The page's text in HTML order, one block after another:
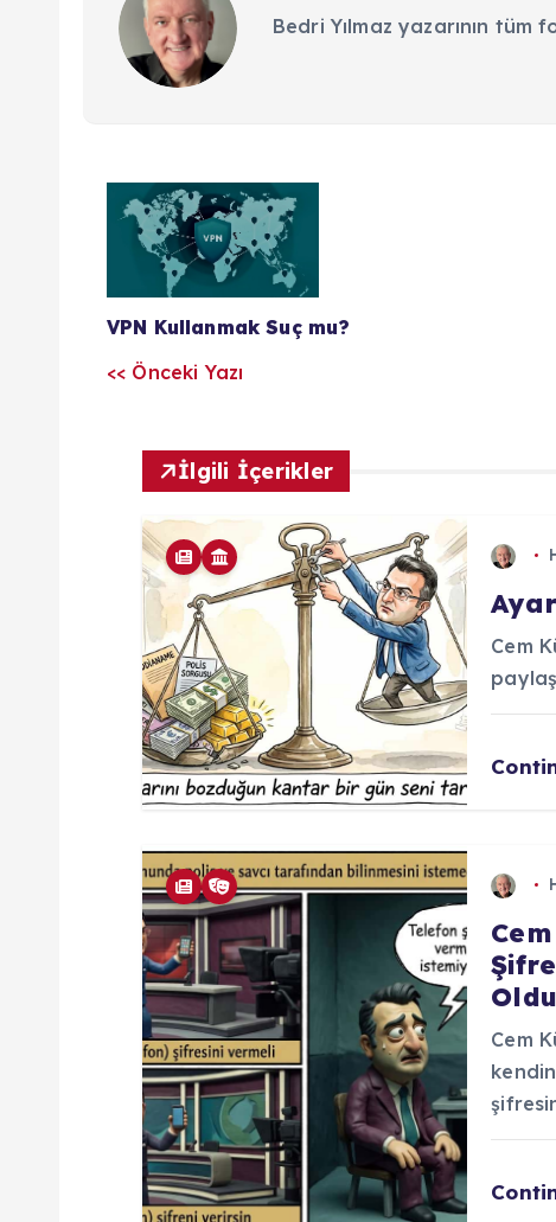
Bedri Yılmaz yazarının tüm
a
z
VPN Kullanmak Suç mu?
<< Önceki Yazı
İlgili İçerikler
Cem
Oldu
Cem